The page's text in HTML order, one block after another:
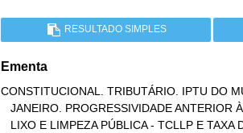
RESULTADO SIMPLES
Ementa
CONSTITUCIONAL. TRIBUTÁRIO. IPTU DO